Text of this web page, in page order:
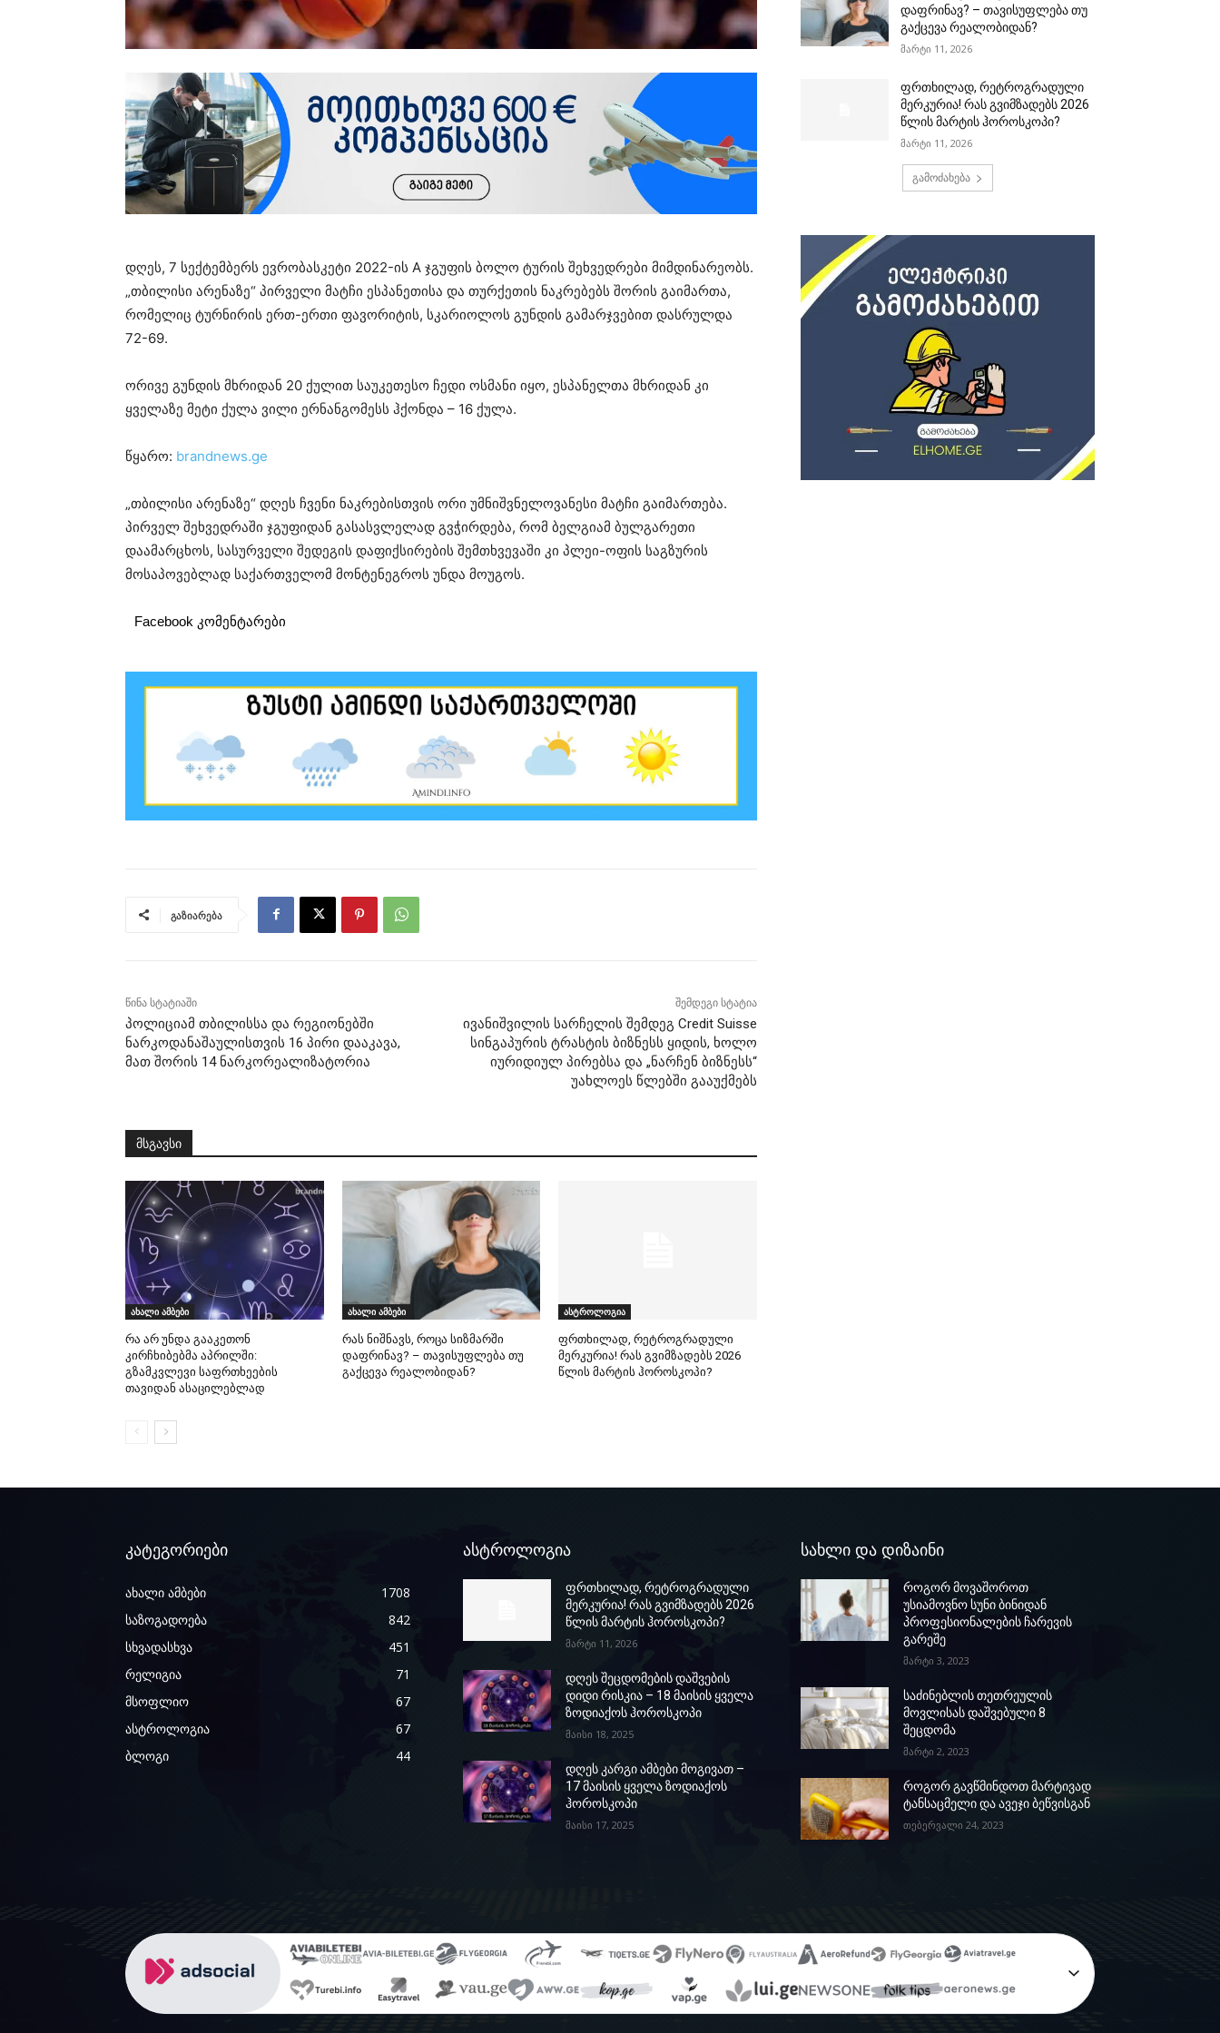
დღეს, 7 სექტემბერს ევრობასკეტი 2022-ის A ჯგუფის ბოლო ტურის შეხვედრები მიმდინარეობს.
„თბილისი არენაზე“ პირველი მატჩი ესპანეთისა და თურქეთის ნაკრებებს შორის გაიმართა,
რომელიც ტურნირის ერთ-ერთი ფავორიტის, სკარიოლოს გუნდის გამარჯვებით დასრულდა
72-69.
ორივე გუნდის მხრიდან 20 ქულით საუკეთესო ჩედი ოსმანი იყო, ესპანელთა მხრიდან კი
ყველაზე მეტი ქულა ვილი ერნანგომესს ჰქონდა – 16 ქულა.
წყარო: brandnews.ge
„თბილისი არენაზე“ დღეს ჩვენი ნაკრებისთვის ორი უმნიშვნელოვანესი მატჩი გაიმართება.
პირველ შეხვედრაში ჯგუფიდან გასასვლელად გვჭირდება, რომ ბელგიამ ბულგარეთი
დაამარცხოს, სასურველი შედეგის დაფიქსირების შემთხვევაში კი პლეი-ოფის საგზურის
მოსაპოვებლად საქართველომ მონტენეგროს უნდა მოუგოს.
Facebook კომენტარები
გაზიარება
წინა სტატიაში
პოლიციამ თბილისსა და რეგიონებში
ნარკოდანაშაულისთვის 16 პირი დააკავა,
მათ შორის 14 ნარკორეალიზატორია
შემდეგი სტატია
ივანიშვილის სარჩელის შემდეგ Credit Suisse
სინგაპურის ტრასტის ბიზნესს ყიდის, ხოლო
იურიდიულ პირებსა და „ნარჩენ ბიზნესს“
უახლოეს წლებში გააუქმებს
მსგავსი
ახალი ამბები
რა არ უნდა გააკეთონ
კირჩხიბებმა აპრილში:
გზამკვლევი საფრთხეების
თავიდან ასაცილებლად
ახალი ამბები
რას ნიშნავს, როცა სიზმარში
დაფრინავ? – თავისუფლება თუ
გაქცევა რეალობიდან?
ასტროლოგია
ფრთხილად, რეტროგრადული
მერკურია! რას გვიმზადებს 2026
წლის მარტის ჰოროსკოპი?
დაფრინავ? – თავისუფლება თუ
გაქცევა რეალობიდან?
მარტი 11, 2026
ფრთხილად, რეტროგრადული
მერკურია! რას გვიმზადებს 2026
წლის მარტის ჰოროსკოპი?
მარტი 11, 2026
გამოძახება
კატეგორიები
ახალი ამბები
1708
საზოგადოება
842
სხვადასხვა
451
რელიგია
71
მსოფლიო
67
ასტროლოგია
67
ბლოგი
44
ასტროლოგია
ფრთხილად, რეტროგრადული
მერკურია! რას გვიმზადებს 2026
წლის მარტის ჰოროსკოპი?
მარტი 11, 2026
დღეს შეცდომების დაშვების
დიდი რისკია – 18 მაისის ყველა
ზოდიაქოს ჰოროსკოპი
მაისი 18, 2025
დღეს კარგი ამბები მოგივათ –
17 მაისის ყველა ზოდიაქოს
ჰოროსკოპი
მაისი 17, 2025
სახლი და დიზაინი
როგორ მოვაშოროთ
უსიამოვნო სუნი ბინიდან
პროფესიონალების ჩარევის
გარეშე
მარტი 3, 2023
საძინებლის თეთრეულის
მოვლისას დაშვებული 8
შეცდომა
მარტი 2, 2023
როგორ გავწმინდოთ მარტივად
ტანსაცმელი და ავეჯი ბეწვისგან
თებერვალი 24, 2023